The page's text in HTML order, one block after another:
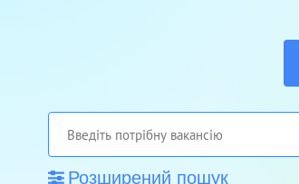
Розширений пошук